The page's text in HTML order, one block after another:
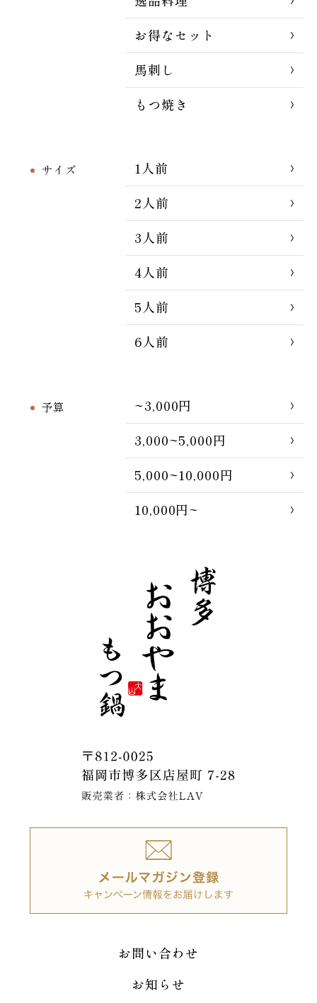
お得なセット
馬刺し
もつ焼き
サイズ
1人前
2人前
3人前
4人前
5人前
6人前
予算
~3,000円
3,000~5,000円
5,000~10,000円
10,000円~
お問い合わせ
お知らせ